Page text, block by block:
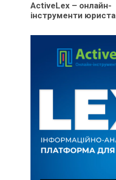
ActiveLex – онлайн-
інструменти юриста